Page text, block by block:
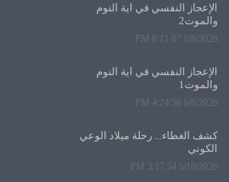
الإعجاز النفسي في آية النوم
والموت2
6/8/2026 6:11:07 PM
الإعجاز النفسي في آية النوم
والموت1
6/6/2026 4:24:58 PM
كشف الغطاء... رحلة ميلاد الوعي
الكوني
5/10/2026 3:17:54 PM